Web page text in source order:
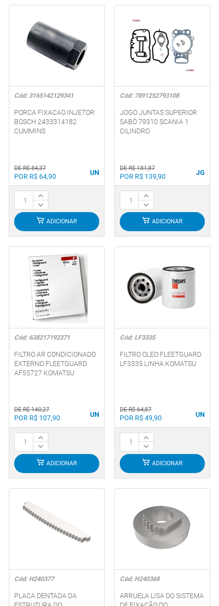
Cód: 3165142129341
PORCA FIXACAO INJETOR
BOSCH 2433314182
CUMMINS
DE R$ 84,37
POR R$ 64,90 UN
ADICIONAR
Cód: 7891252793108
JOGO JUNTAS SUPERIOR
SABÓ 79310 SCANIA 1
CILINDRO
DE R$ 181,87
POR R$ 139,90 JG
ADICIONAR
Cód: 638217192371
FILTRO AR CONDICIONADO
EXTERNO FLEETGUARD
AF55727 KOMATSU
DE R$ 140,27
POR R$ 107,90 UN
ADICIONAR
Cód: LF3335
FILTRO OLEO FLEETGUARD
LF3335 LINHA KOMATSU
DE R$ 64,87
POR R$ 49,90 UN
ADICIONAR
Cód: H240377
PLACA DENTADA DA
Cód: H240368
ARRUELA LISA DO SISTEMA